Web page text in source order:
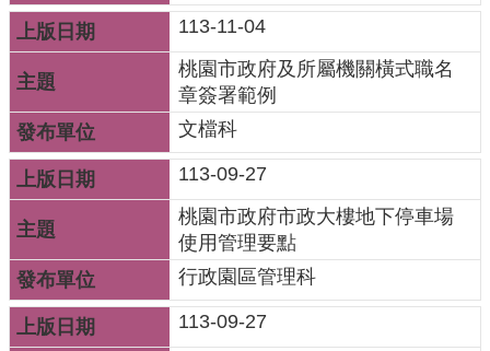
業
資
訊
便
民
服
政
府
113-11-04
桃園市政府及所屬機關橫式職名
章簽署範例
文檔科
113-09-27
桃園市政府市政大樓地下停車場
使用管理要點
行政園區管理科
113-09-27